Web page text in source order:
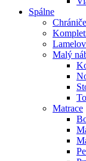
Spálne
Malý
Matrace